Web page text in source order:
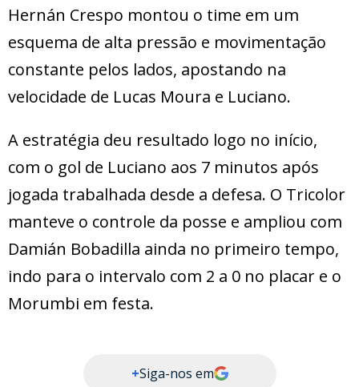
Hernán Crespo montou o time em um
esquema de alta pressão e movimentação
constante pelos lados, apostando na
velocidade de Lucas Moura e Luciano.
A estratégia deu resultado logo no início,
com o gol de Luciano aos 7 minutos após
jogada trabalhada desde a defesa. O Tricolor
manteve o controle da posse e ampliou com
Damián Bobadilla ainda no primeiro tempo,
indo para o intervalo com 2 a 0 no placar e o
Morumbi em festa.
+Siga-nos em